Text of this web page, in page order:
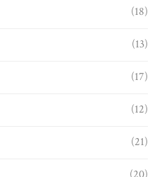
(18)
(13)
(17)
(12)
(21)